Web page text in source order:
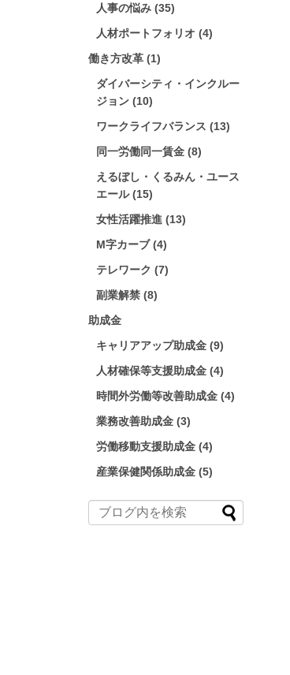
人事の悩み (35)
人材ポートフォリオ (4)
働き方改革 (1)
ダイバーシティ・インクルー
ジョン (10)
ワークライフバランス (13)
同一労働同一賃金 (8)
えるぼし・くるみん・ユース
エール (15)
女性活躍推進 (13)
M字カーブ (4)
テレワーク (7)
副業解禁 (8)
助成金
キャリアアップ助成金 (9)
人材確保等支援助成金 (4)
時間外労働等改善助成金 (4)
業務改善助成金 (3)
労働移動支援助成金 (4)
産業保健関係助成金 (5)